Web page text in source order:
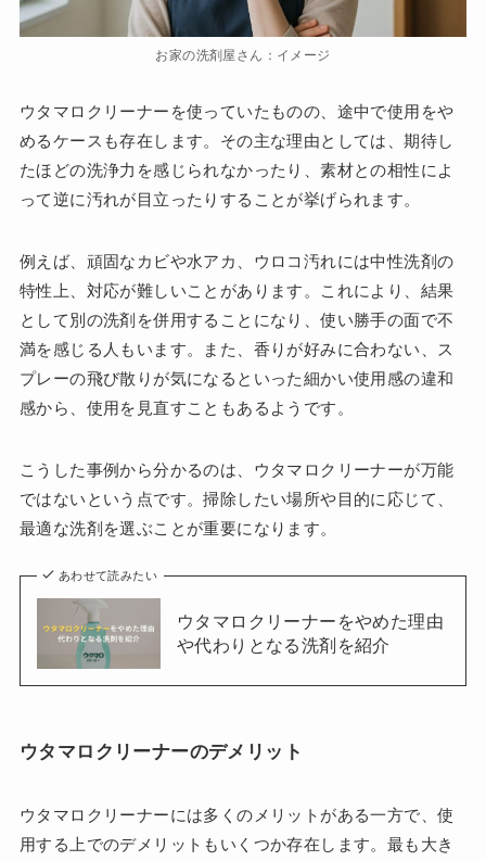
お家の洗剤屋さん：イメージ
ウタマロクリーナーを使っていたものの、途中で使用をや
めるケースも存在します。その主な理由としては、期待し
たほどの洗浄力を感じられなかったり、素材との相性によ
って逆に汚れが目立ったりすることが挙げられます。
例えば、頑固なカビや水アカ、ウロコ汚れには中性洗剤の
特性上、対応が難しいことがあります。これにより、結果
として別の洗剤を併用することになり、使い勝手の面で不
満を感じる人もいます。また、香りが好みに合わない、ス
プレーの飛び散りが気になるといった細かい使用感の違和
感から、使用を見直すこともあるようです。
こうした事例から分かるのは、ウタマロクリーナーが万能
ではないという点です。掃除したい場所や目的に応じて、
最適な洗剤を選ぶことが重要になります。
あわせて読みたい
ウタマロクリーナーをやめた理由
や代わりとなる洗剤を紹介
ウタマロクリーナーのデメリット
ウタマロクリーナーには多くのメリットがある一方で、使
用する上でのデメリットもいくつか存在します。最も大き